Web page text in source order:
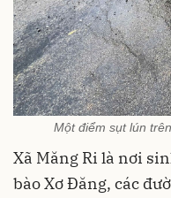
Một điểm sụt lún
Xã Măng Ri là nơi
bào Xơ Đăng, các